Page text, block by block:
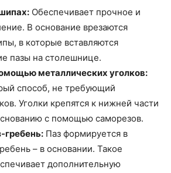
Обеспечивает прочное и
В основание врезаются
в которые вставляются
пазы на столешнице.
металлических уголков:
способ, не требующий
Уголки крепятся к нижней части
с помощью саморезов.
гребень: Паз формируется в
– в основании. Такое
дополнительную